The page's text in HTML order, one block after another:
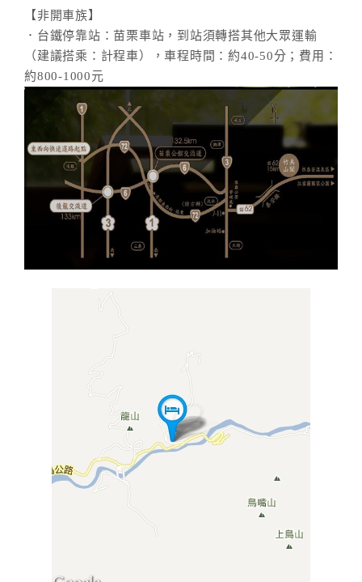
【非開車族】
．台鐵停靠站：苗栗車站，到站須轉搭其他大眾運輸
（建議搭乘：計程車），車程時間：約40-50分；費用：
約800-1000元